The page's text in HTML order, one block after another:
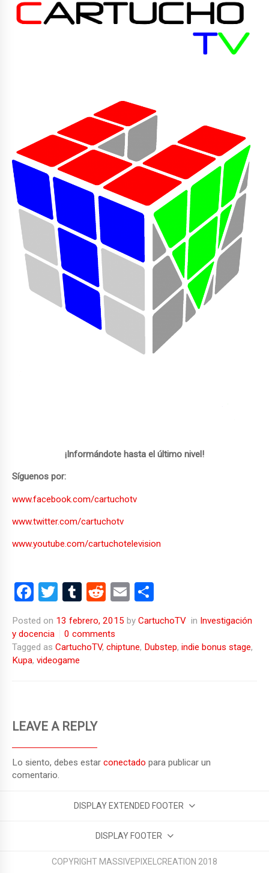
¡Informándote hasta el último nivel!
Síguenos por:
www.facebook.com/cartuchotv
www.twitter.com/cartuchotv
www.youtube.com/cartuchotelevision
F
a
ce
b
o
T
wi
tt
er
T
m
bl
R
e
d
di
E
m
ail m
p
Posted on 13 febrero, 2015 by CartuchoTV in Investigación
y docencia
0 comments
Tagged as CartuchoTV, chiptune, Dubstep, indie bonus stage,
Kupa, videogame
LEAVE A REPLY
Lo siento, debes estar conectado para publicar un
comentario.
DISPLAY EXTENDED FOOTER
DISPLAY FOOTER
COPYRIGHT MASSIVEPIXELCREATION 2018